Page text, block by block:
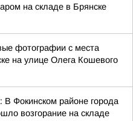
на складе в Брянске
фотографии с места
на улице Олега Кошевого
В Фокинском районе города
возгорание на складе